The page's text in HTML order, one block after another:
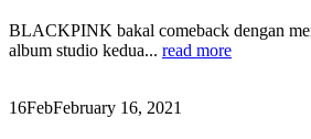
BLACKPINK bakal comeback dengan
album studio kedua... read more
16FebFebruary 16, 2021